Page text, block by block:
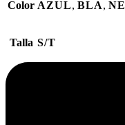
Color AZUL, BLA,
Talla S/T